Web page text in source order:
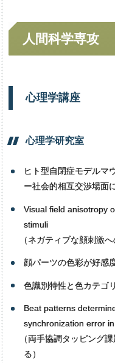
言語文学専攻
人間科学専攻
心理学講座
心理学研究室
ヒト型自閉症モデルマ
ー社会的相互交渉場面
Visual field anisotropy
stimuli
（ネガティブな顔刺激へ
顔パーツの色彩が好感
色識別特性と色カテゴ
Beat patterns
synchronization error
（両手協調タッピング
る）